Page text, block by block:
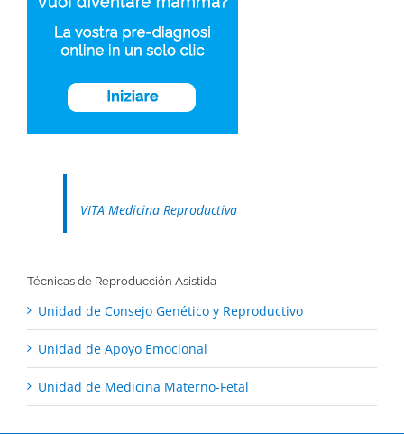
VITA Medicina Reproductiva
Técnicas de Reproducción Asistida
Unidad de Consejo Genético y Reproductivo
Unidad de Apoyo Emocional
Unidad de Medicina Materno-Fetal